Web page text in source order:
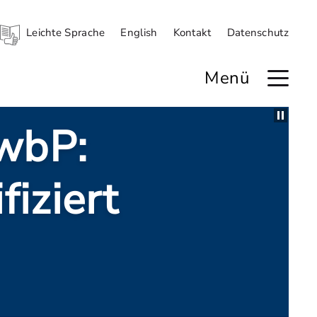
Leichte Sprache English Kontakt Datenschutz
Menü